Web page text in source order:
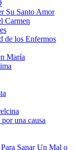
Su Santo Amor
Carmen
de los Enfermos
María
una causa
Sanar Un Mal o